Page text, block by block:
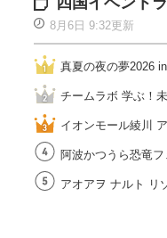
8月6日 9:32更新
真夏の夜の夢2026
チームラボ 学ぶ！
イオンモール綾川
阿波かつうら恐竜
アオアヲ ナルト リ